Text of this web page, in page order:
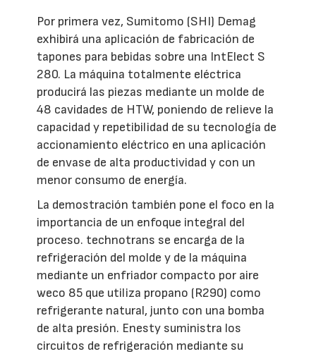
Por primera vez, Sumitomo (SHI) Demag
exhibirá una aplicación de fabricación de
tapones para bebidas sobre una IntElect S
280. La máquina totalmente eléctrica
producirá las piezas mediante un molde de
48 cavidades de HTW, poniendo de relieve la
capacidad y repetibilidad de su tecnología de
accionamiento eléctrico en una aplicación
de envase de alta productividad y con un
menor consumo de energía.
La demostración también pone el foco en la
importancia de un enfoque integral del
proceso. technotrans se encarga de la
refrigeración del molde y de la máquina
mediante un enfriador compacto por aire
weco 85 que utiliza propano (R290) como
refrigerante natural, junto con una bomba
de alta presión. Enesty suministra los
circuitos de refrigeración mediante su